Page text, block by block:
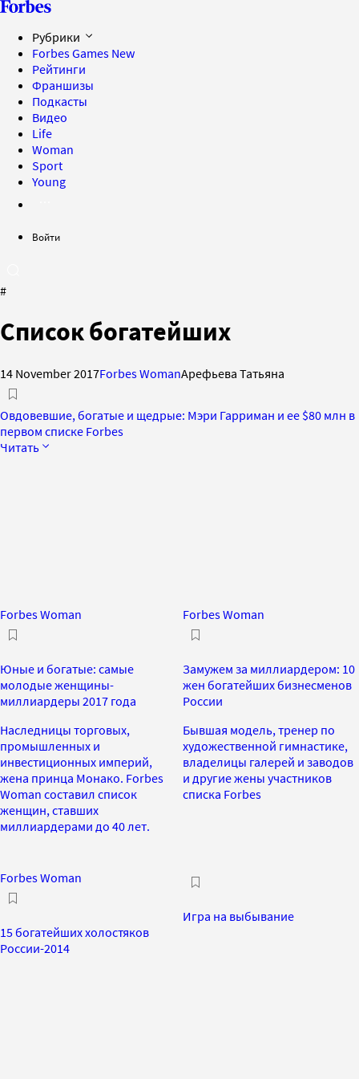
Рубрики
Forbes Games New
Рейтинги
Франшизы
Подкасты
Видео
Life
Woman
Sport
Young
Войти
#
Список богатейших
14 November 2017Forbes WomanАрефьева Татьяна
Овдовевшие, богатые и щедрые: Мэри Гарриман и ее $80 млн в
первом списке Forbes
Читать
Forbes Woman
Юные и богатые: самые
молодые женщины-
миллиардеры 2017 года
Наследницы торговых,
промышленных и
инвестиционных империй,
жена принца Монако. Forbes
Woman составил список
женщин, ставших
миллиардерами до 40 лет.
Forbes Woman
Замужем за миллиардером: 10
жен богатейших бизнесменов
России
Бывшая модель, тренер по
художественной гимнастике,
владелицы галерей и заводов
и другие жены участников
списка Forbes
Forbes Woman
15 богатейших холостяков
России-2014
Игра на выбывание